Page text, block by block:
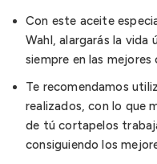
Con este aceite
Wahl, alargarás la vida
siempre en las mejores
Te recomendamos
realizados, con lo que
de tú cortapelos
consiguiendo los